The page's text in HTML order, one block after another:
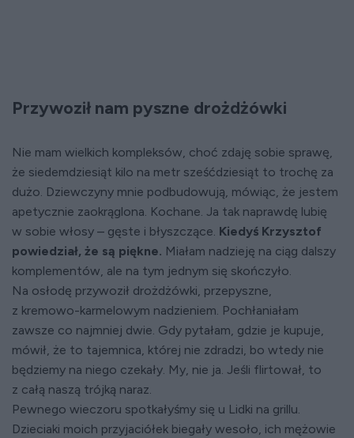
Przywoził nam pyszne drożdżówki
Nie mam wielkich kompleksów, choć zdaję sobie sprawę,
że siedemdziesiąt kilo na metr sześćdziesiąt to trochę za
dużo. Dziewczyny mnie podbudowują, mówiąc, że jestem
apetycznie zaokrąglona. Kochane. Ja tak naprawdę lubię
w sobie włosy – gęste i błyszczące. Kiedyś Krzysztof
powiedział, że są piękne. Miałam nadzieję na ciąg dalszy
komplementów, ale na tym jednym się skończyło.
Na osłodę przywoził drożdżówki, przepyszne,
z kremowo-karmelowym nadzieniem. Pochłaniałam
zawsze co najmniej dwie. Gdy pytałam, gdzie je kupuje,
mówił, że to tajemnica, której nie zdradzi, bo wtedy nie
będziemy na niego czekały. My, nie ja. Jeśli flirtował, to
z całą naszą trójką naraz.
Pewnego wieczoru spotkałyśmy się u Lidki na grillu.
Dzieciaki moich przyjaciółek biegały wesoło, ich mężowie